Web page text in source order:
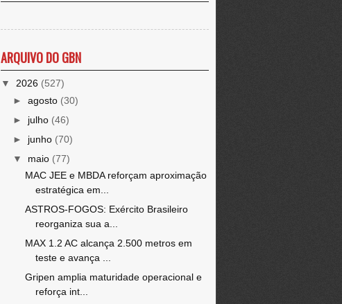
ARQUIVO DO GBN
▼ 2026 (527)
► agosto (30)
► julho (46)
► junho (70)
▼ maio (77)
MAC JEE e MBDA reforçam aproximação
estratégica em...
ASTROS-FOGOS: Exército Brasileiro
reorganiza sua a...
MAX 1.2 AC alcança 2.500 metros em
teste e avança ...
Gripen amplia maturidade operacional e
reforça int...